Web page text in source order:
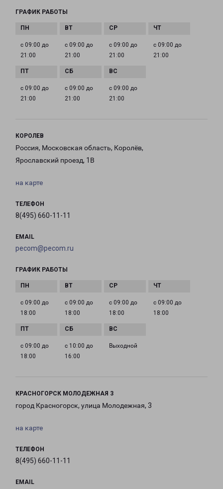
ГРАФИК РАБОТЫ
с 09:00 до
21:00
с 09:00 до
21:00
с 09:00 до
21:00
с 09:00 до
21:00
с 09:00 до
21:00
с 09:00 до
21:00
с 09:00 до
21:00
КОРОЛЕВ
Россия, Московская область, Королёв,
Ярославский проезд, 1В
на карте
ТЕЛЕФОН
8(495) 660-11-11
EMAIL
pecom@pecom.ru
ГРАФИК РАБОТЫ
с 09:00 до
18:00
с 09:00 до
18:00
с 09:00 до
18:00
с 09:00 до
18:00
с 09:00 до
18:00
с 10:00 до
16:00
Выходной
КРАСНОГОРСК МОЛОДЕЖНАЯ 3
город Красногорск, улица Молодежная, 3
на карте
ТЕЛЕФОН
8(495) 660-11-11
EMAIL